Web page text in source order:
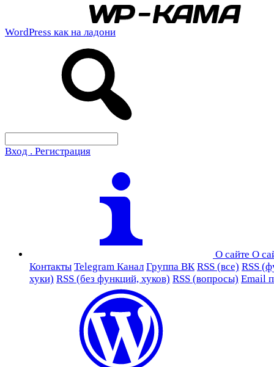
WordPress как на ладони
Вход . Регистрация
О сайте О
Контакты Telegram Канал Группа ВК RSS (все) RSS
хуки) RSS (без функций, хуков) RSS (вопросы) Email